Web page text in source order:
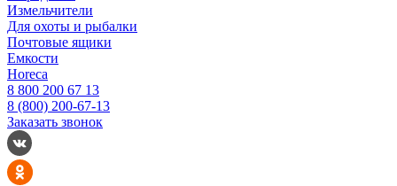
Измельчители
Для охоты и рыбалки
Почтовые ящики
Емкости
Horeca
8 800 200 67 13
8 (800) 200-67-13
Заказать звонок